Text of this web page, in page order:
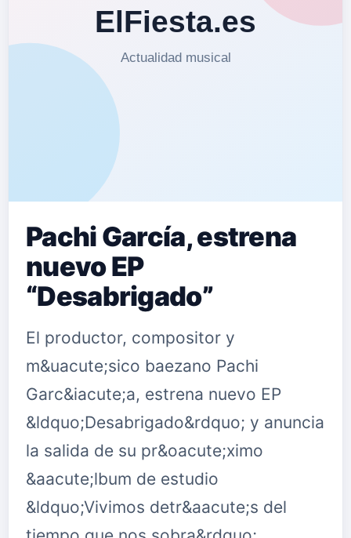
Pachi García, estrena
nuevo EP
“Desabrigado”
El productor, compositor y
m&uacute;sico baezano Pachi
Garc&iacute;a, estrena nuevo EP
&ldquo;Desabrigado&rdquo; y anuncia
la salida de su pr&oacute;ximo
&aacute;lbum de estudio
&ldquo;Vivimos detr&aacute;s del